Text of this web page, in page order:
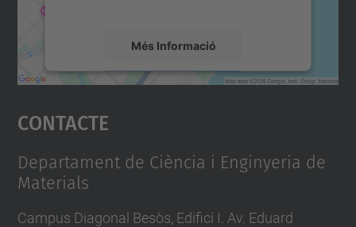
Més Informació
Accepta
powered by
Contacte
Departament de Ciència i Enginyeria de
Materials
Campus Diagonal Besòs, Edifici I. Av. Eduard